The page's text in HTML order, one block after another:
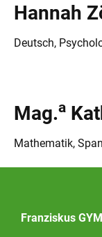
Hannah
Deutsch,
Mag.a
Mathematik,
Franziskus